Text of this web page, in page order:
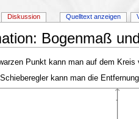
Bogenmaß
Punkt kann man auf dem Kreis
kann man die
Diskussion Quelltext anzeigen